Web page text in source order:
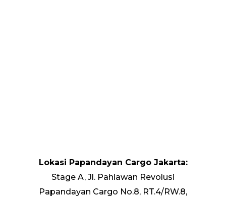
Lokasi Papandayan Cargo Jakarta:
Stage A, Jl. Pahlawan Revolusi
Papandayan Cargo No.8, RT.4/RW.8,